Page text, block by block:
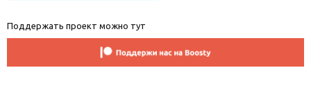
Поддержать проект можно тут